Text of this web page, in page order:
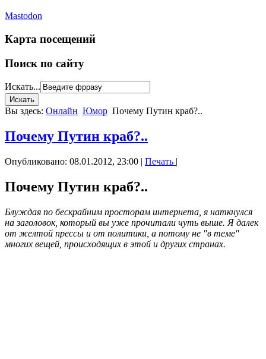
Mastodon
Карта посещений
Поиск по сайту
Искать...
Вы здесь: Онлайн Юмор Почему Путин краб?..
Почему Путин краб?..
Опубликовано: 08.01.2012, 23:00 | Печать |
Почему Путин краб?..
Блуждая по бескрайним просторам интернета, я наткнулся
на заголовок, который вы уже прочитали чуть выше. Я далек
от желтой прессы и от политики, а потому не "в теме"
многих вещей, происходящих в этой и других странах.